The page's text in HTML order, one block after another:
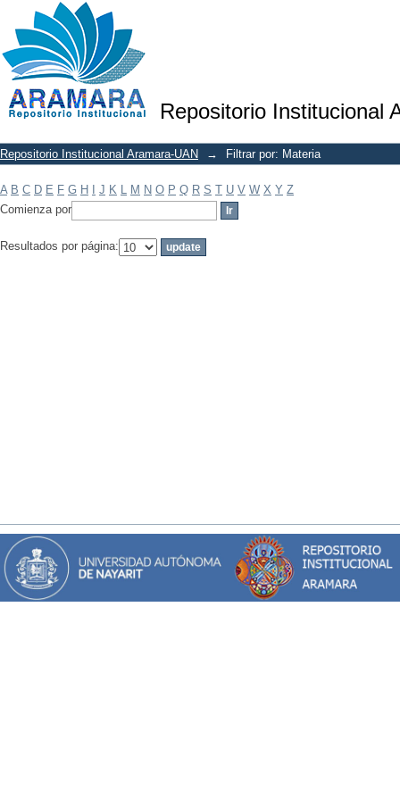
Repositorio Institucional
Filtrar por: Materia
Repositorio Institucional Aramara-UAN → Filtrar por: Materia
A B C D E F G H J K L M N O P Q R S T U V W X Y Z
Comienza por
Resultados por página: